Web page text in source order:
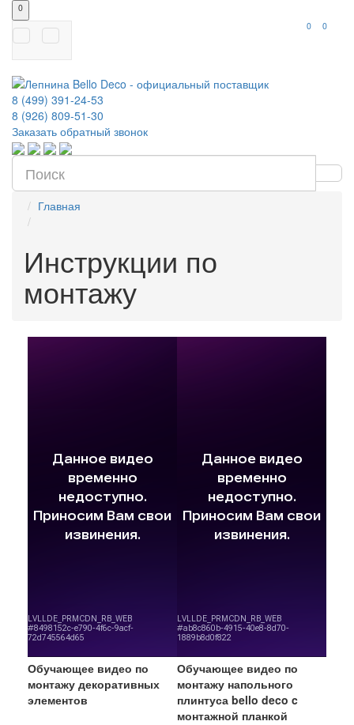
0
0
0
8 (499) 391-24-53
8 (926) 809-51-30
Заказать обратный звонок
Главная
Инструкции по
монтажу
Обучающее видео по
монтажу декоративных
элементов
Обучающее видео по
монтажу напольного
плинтуса bello deco c
монтажной планкой